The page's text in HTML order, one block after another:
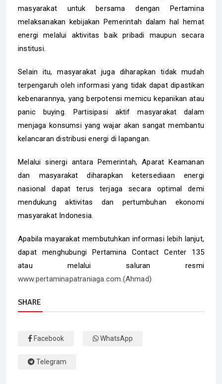
masyarakat untuk bersama dengan Pertamina
melaksanakan kebijakan Pemerintah dalam hal hemat
energi melalui aktivitas baik pribadi maupun secara
institusi.
Selain itu, masyarakat juga diharapkan tidak mudah
terpengaruh oleh informasi yang tidak dapat dipastikan
kebenarannya, yang berpotensi memicu kepanikan atau
panic buying. Partisipasi aktif masyarakat dalam
menjaga konsumsi yang wajar akan sangat membantu
kelancaran distribusi energi di lapangan.
Melalui sinergi antara Pemerintah, Aparat Keamanan
dan masyarakat diharapkan ketersediaan energi
nasional dapat terus terjaga secara optimal demi
mendukung aktivitas dan pertumbuhan ekonomi
masyarakat Indonesia.
Apabila mayarakat membutuhkan informasi lebih lanjut,
dapat menghubungi Pertamina Contact Center 135
atau melalui saluran resmi
www.pertaminapatraniaga.com.(Ahmad)
SHARE
Facebook WhatsApp
Telegram